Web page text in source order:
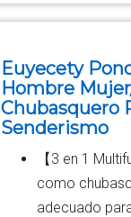
Euyecety
Hombre
Chubasquero
Senderismo
【3 en 1
como
adecuado